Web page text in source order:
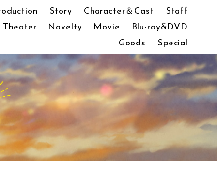
Story Character＆Cast
Staff
Theater Novelty Movie
Blu-ray&DVD
Goods
Special